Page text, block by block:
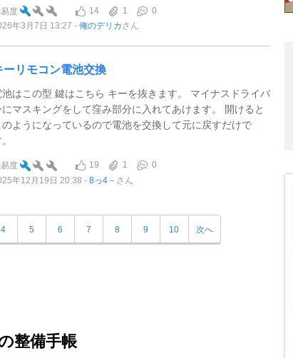
度 14 1
0
年3月7日 13:27
俺のデリカ さん
ーリモコン電池交換
池はこの型 鍵はこちら キーを抜きます。 マイナスドライバ
にマスキングをして窪み部分に入れてあけます。 開けると
のようになっているので電池を交換して元に戻すだけで
度 19 1
0
年12月19日 20:38
8っ4－ さん
4 5 6 7 8 9 10 次へ
整備手帳